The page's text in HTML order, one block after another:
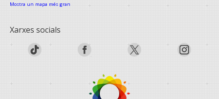
Mostra un mapa més gran
Xarxes socials